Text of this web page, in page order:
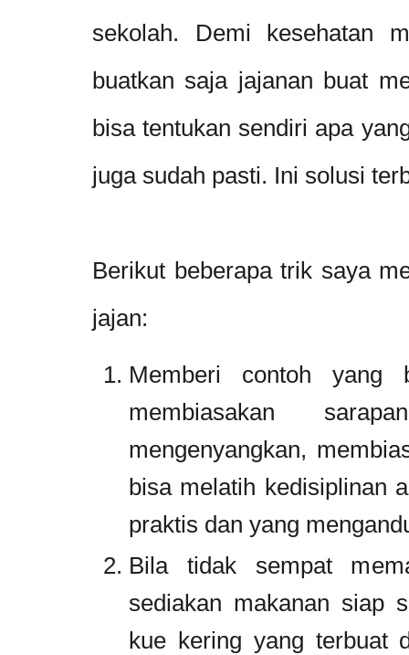
sekolah. Demi kesehatan
buatkan saja jajanan buat
bisa tentukan sendiri apa
juga sudah pasti. Ini solusi
Berikut beberapa trik saya
jajan:
Memberi contoh yang
membiasakan
mengenyangkan,
bisa melatih kedisiplinan
praktis dan yang
Bila tidak sempat
sediakan makanan siap
kue kering yang terbuat